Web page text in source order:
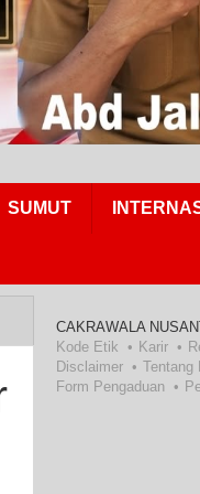
SUMUT
CAKRAWALA
Kode Etik
Karir
Disclaimer
Tentang
Form Pengaduan